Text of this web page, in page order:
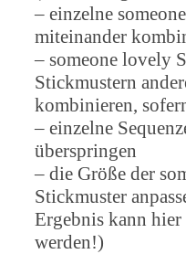
– einzelne
miteinander
– someone lovely
Stickmustern
kombinieren,
– einzelne
überspringen
– die Größe der
Stickmuster
Ergebnis kann
werden!)